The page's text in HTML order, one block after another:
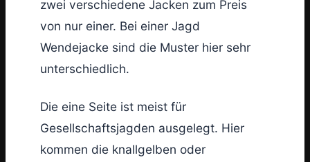
zwei verschiedene Jacken zum Preis
von nur einer. Bei einer Jagd
Wendejacke sind die Muster hier sehr
unterschiedlich.
Die eine Seite ist meist für
Gesellschaftsjagden ausgelegt. Hier
kommen die knallgelben oder